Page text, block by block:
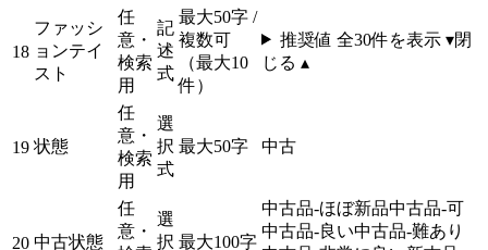
18
ファッシ
ョンテイ
スト
任
意・
検索
用
記
述
式
最大50字 /
複数可
（最大10
件）
推奨値 全30件を表示 ▾閉
じる ▴
19 状態
任
意・
検索
用
選
択
式
最大50字 中古
20 中古状態
任
意・
選
択 最大100字
中古品-ほぼ新品中古品-可
中古品-良い中古品-難あり